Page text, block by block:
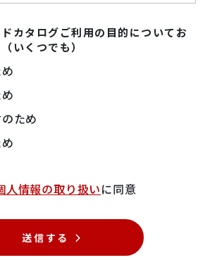
カタログご利用の目的についてお
いくつでも）
ため
人情報の取り扱いに同意
送信する